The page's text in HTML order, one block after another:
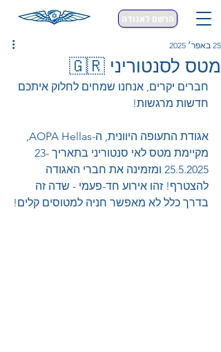
הרשם לאגודה
מטס לסנטוריני 🇬🇷
25 באפר׳ 2025
חברים יקרים, אנחנו שמחים לחלוק איתכם
חדשות מרגשות!
אגודת התעופה היוונית, ה-AOPA Hellas,
מקיימת מטס לאי סנטוריני בתאריך 23-
25.5.2025 ומזמינה את חברי האגודה
להצטרף! זהו אירוע חד-פעמי - שדה זה
בדרך כלל לא מאפשר חניה למטוסים קלים!